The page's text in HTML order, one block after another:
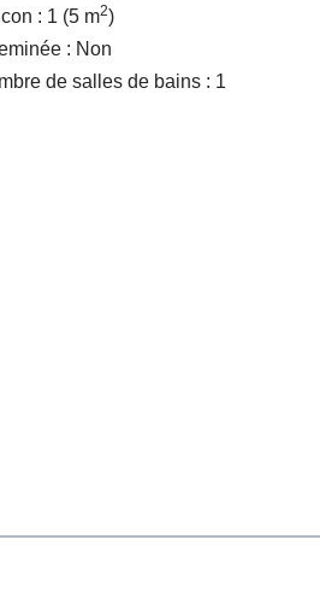
: 1 (5 m2)
: Non
de salles de bains : 1